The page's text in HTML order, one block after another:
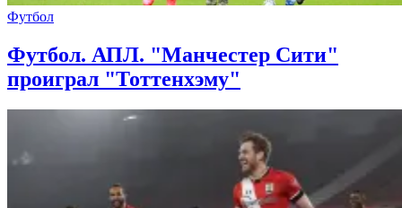
Футбол
Футбол. АПЛ. "Манчестер Сити"
проиграл "Тоттенхэму"